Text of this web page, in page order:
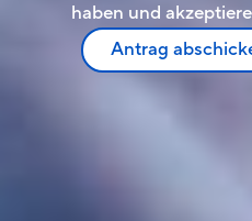
haben und
Antrag